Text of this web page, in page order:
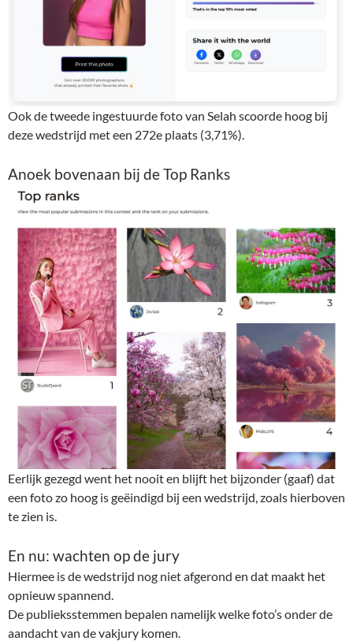
Ook de tweede ingestuurde foto van Selah scoorde hoog bij
deze wedstrijd met een 272e plaats (3,71%).
Anoek bovenaan bij de Top Ranks
Eerlijk gezegd went het nooit en blijft het bijzonder (gaaf) dat
een foto zo hoog is geëindigd bij een wedstrijd, zoals hierboven
te zien is.
En nu: wachten op de jury
Hiermee is de wedstrijd nog niet afgerond en dat maakt het
opnieuw spannend.
De publieksstemmen bepalen namelijk welke foto’s onder de
aandacht van de vakjury komen.